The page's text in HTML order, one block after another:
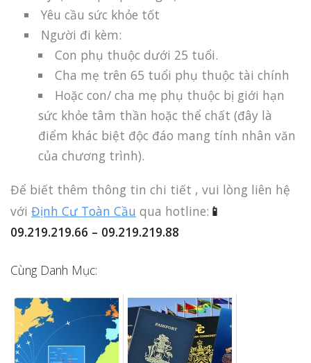
Yêu cầu sức khỏe tốt
Người đi kèm:
Con phụ thuộc dưới 25 tuổi.
Cha mẹ trên 65 tuổi phụ thuộc tài chính
Hoặc con/ cha mẹ phụ thuộc bị giới hạn
sức khỏe tâm thần hoặc thể chất (đây là
điểm khác biệt độc đáo mang tính nhân văn
của chương trình).
Để biết thêm thông tin chi tiết , vui lòng liên hệ
với Định Cư Toàn Cầu qua hotline: 📱
09.219.219.66 – 09.219.219.88
Cùng Danh Mục: